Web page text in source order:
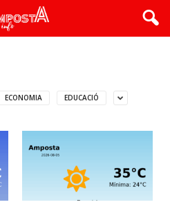
ECONOMIA EDUCACIÓ